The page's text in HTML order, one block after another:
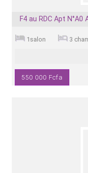
F4 au RDC Apt
1salon 3
550 000 Fcfa